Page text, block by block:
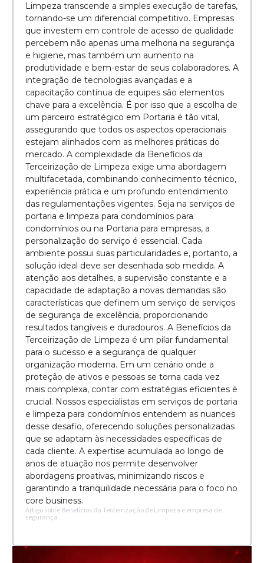
Limpeza transcende a simples execução de tarefas,
tornando-se um diferencial competitivo. Empresas
que investem em controle de acesso de qualidade
percebem não apenas uma melhoria na segurança
e higiene, mas também um aumento na
produtividade e bem-estar de seus colaboradores. A
integração de tecnologias avançadas e a
capacitação contínua de equipes são elementos
chave para a excelência. É por isso que a escolha de
um parceiro estratégico em Portaria é tão vital,
assegurando que todos os aspectos operacionais
estejam alinhados com as melhores práticas do
mercado. A complexidade da Benefícios da
Terceirização de Limpeza exige uma abordagem
multifacetada, combinando conhecimento técnico,
experiência prática e um profundo entendimento
das regulamentações vigentes. Seja na serviços de
portaria e limpeza para condomínios para
condomínios ou na Portaria para empresas, a
personalização do serviço é essencial. Cada
ambiente possui suas particularidades e, portanto, a
solução ideal deve ser desenhada sob medida. A
atenção aos detalhes, a supervisão constante e a
capacidade de adaptação a novas demandas são
características que definem um serviço de serviços
de segurança de excelência, proporcionando
resultados tangíveis e duradouros. A Benefícios da
Terceirização de Limpeza é um pilar fundamental
para o sucesso e a segurança de qualquer
organização moderna. Em um cenário onde a
proteção de ativos e pessoas se torna cada vez
mais complexa, contar com estratégias eficientes é
crucial. Nossos especialistas em serviços de portaria
e limpeza para condomínios entendem as nuances
desse desafio, oferecendo soluções personalizadas
que se adaptam às necessidades específicas de
cada cliente. A expertise acumulada ao longo de
anos de atuação nos permite desenvolver
abordagens proativas, minimizando riscos e
garantindo a tranquilidade necessária para o foco no
core business.
Artigo sobre Benefícios da Terceirização de Limpeza e empresa de
segurança